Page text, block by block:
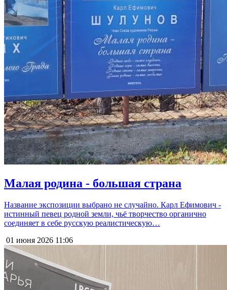
Малая родина - большая страна
Название экспозиции выбрано не случайно. Карл Ефимович -
истинный певец родной земли, чьё творчество органично
соединяет в себе русскую реалистическую…
01 июня 2026 11:06